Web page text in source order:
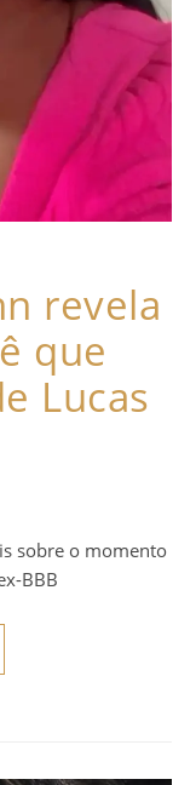
revela
que
Lucas
BBB